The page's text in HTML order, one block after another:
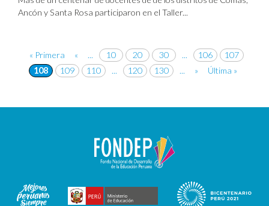
Ancón y Santa Rosa participaron en el Taller...
« Primera « ... 10 20 30 ... 106
107
108
109 110 ... 120 130 ... » Última »